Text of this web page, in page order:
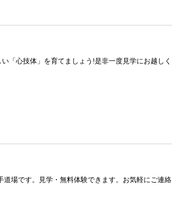
「心技体」を育てましょう!是非一度見学にお越しく
場です。見学・無料体験できます。お気軽にご連絡